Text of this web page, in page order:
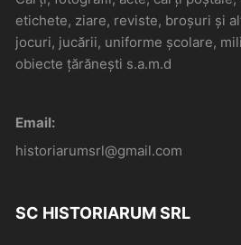
etichete, ziare, reviste, broșuri și
jocuri, jucării, uniforme școlare,
obiecte țărănești s.a.m.d
Email:
historiarumsrl@gmail.com
SC HISTORIARUM SRL